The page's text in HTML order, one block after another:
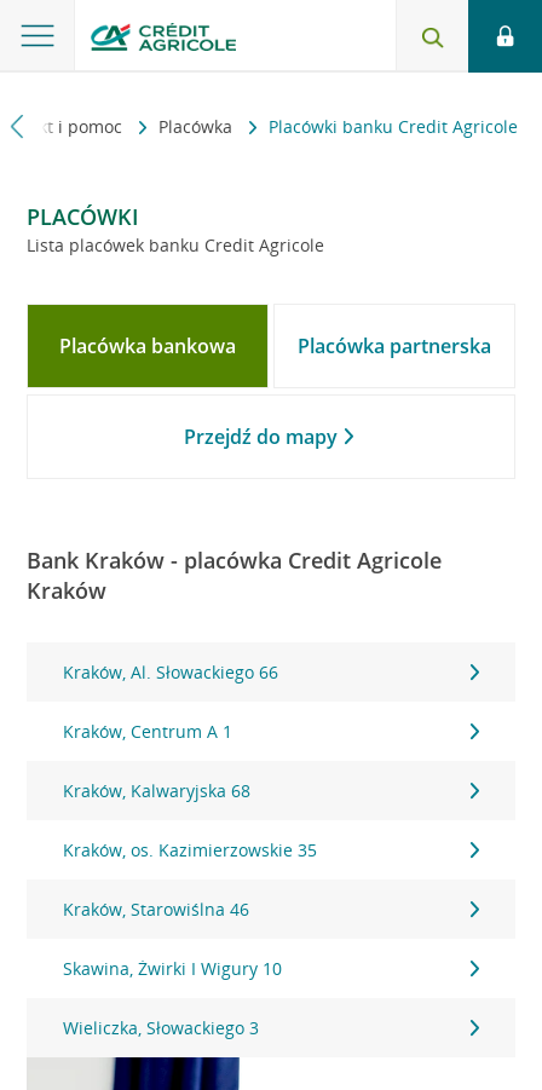
i pomoc Placówka Placówki banku Credit Agricole
PLACÓWKI
Lista placówek banku Credit Agricole
Placówka bankowa Placówka partnerska
Przejdź do mapy
Bank Kraków - placówka Credit Agricole
Kraków
Kraków, Al. Słowackiego 66
Kraków, Centrum A 1
Kraków, Kalwaryjska 68
Kraków, os. Kazimierzowskie 35
Kraków, Starowiślna 46
Skawina, Żwirki I Wigury 10
Wieliczka, Słowackiego 3